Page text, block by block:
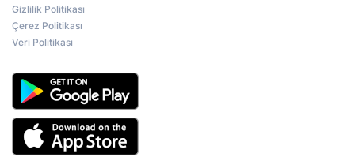
Gizlilik Politikası
Çerez Politikası
Veri Politikası